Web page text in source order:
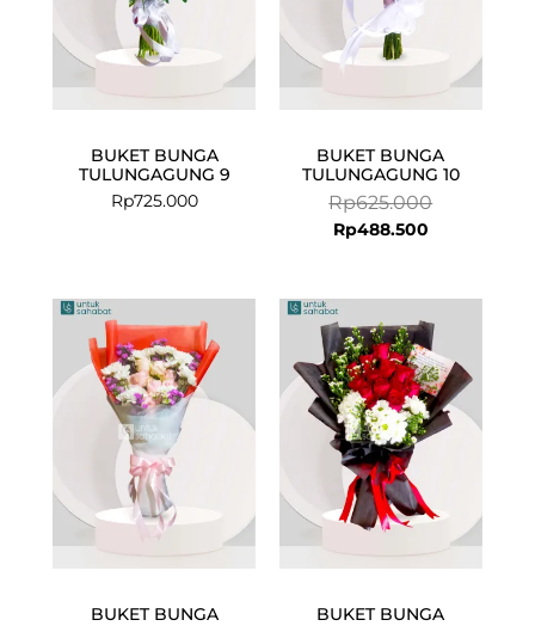
BUKET BUNGA
TULUNGAGUNG 9
Rp725.000
BUKET BUNGA
TULUNGAGUNG 10
Rp625.000
Rp488.500
BUKET BUNGA
price
was:
Rp606.500.
price
is:
Rp475.000.
BUKET BUNGA